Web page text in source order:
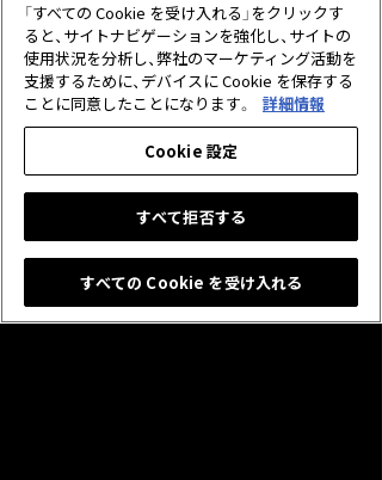
スタルの払戻しについて
2026.05.25 キャンペーン
グランプリ「10th Anniversary Cup」開
催のお知らせ
「すべての Cookie を受け入れる」をクリックす
ると、サイトナビゲーションを強化し、サイトの
使用状況を分析し、弊社のマーケティング活動を
支援するために、デバイスに Cookie を保存する
ことに同意したことになります。
詳細情報
Cookie 設定
すべて拒否する
すべての Cookie を受け入れる